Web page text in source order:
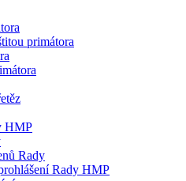
primátora
HMP
Rady
Rady HMP